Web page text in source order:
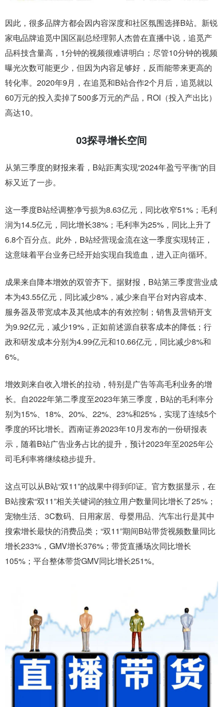
因此，很多品牌方都会因内容深度和社区氛围选择B站。新锐
家电品牌追觅中国区副总经理郭人杰曾在直播中说，追觅产
品科技含量高，1分钟的视频很难讲明白；尽管10分钟的视频
曝光次数可能更少，但因为内容足够好，反而能带来更高的
转化率。2020年9月，在追觅和B站合作2个月后，追觅就以
60万元的投入卖掉了500多万元的产品，ROI（投入产出比）
高达10。
03探寻增长空间
从第三季度的财报来看，B站距离实现“2024年盈亏平衡”的目
标又近了一步。
这一季度B站经调整净亏损为8.63亿元，同比收窄51%；毛利
润为14.5亿元，同比增长38%；毛利率为25%，同比上升了
6.8个百分点。此外，B站经营现金流在这一季度实现转正，
这意味着平台业务已经开始实现自我造血，进入正向循环。
成果来自降本增效的双管齐下。据财报，B站第三季度营业成
本为43.55亿元，同比减少8%，减少来自平台对内容成本、
服务器及带宽成本及其他成本的有效控制；销售及营销开支
为9.92亿元，减少19%，正如前述源自获客成本的降低；行
政和研发成本分别为4.99亿元和10.66亿元，同比减少8%和
6%。
增效则来自收入增长的拉动，特别是广告等高毛利业务的增
长。自2022年第二季度至2023年第三季度，B站的毛利率分
别为15%、18%、20%、22%、23%和25%，实现了连续5个
季度的环比增长。西南证券2023年10月发布的一份研报表
示，随着B站广告业务占比的提升，预计2023年至2025年公
司毛利率将继续稳步提升。
这点可以从B站“双11”的战果中得到印证。官方数据显示，在
B站搜索“双11”相关关键词的独立用户数量同比增长了25%；
宠物生活、3C数码、日用家居、母婴用品、汽车出行是其中
搜索增长最快的消费品类；“双11”期间B站带货视频数量同比
增长233%，GMV增长376%；带货直播场次同比增长
105%；平台整体带货GMV同比增长251%。